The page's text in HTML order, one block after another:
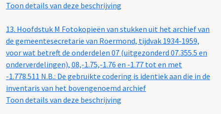
Toon details van deze beschrijving
13. Hoofdstuk M Fotokopieën van stukken uit het archief van
de gemeentesecretarie van Roermond, tijdvak 1934-1959,
voor wat betreft de onderdelen 07 (uitgezonderd 07.355.5 en
onderverdelingen), 08,-1.75,-1.76 en -1.77 tot en met
-1.778.511 N.B.: De gebruikte codering is identiek aan die in de
inventaris van het bovengenoemd archief
Toon details van deze beschrijving